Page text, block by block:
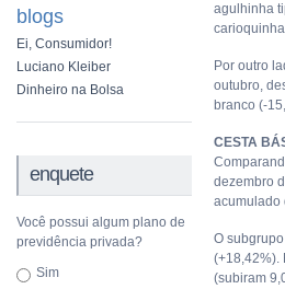
blogs
Ei, Consumidor!
Luciano Kleiber
Dinheiro na Bolsa
enquete
Você possui algum plano de
previdência privada?
Sim
agulhinha
Por outro
outubro,
branco (-
CESTA
dezembro
acumulado
O
(+18,42%).
(subiram